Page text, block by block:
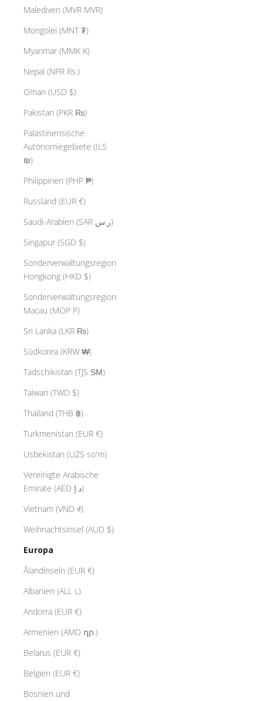
Malediven (MVR MVR)
Mongolei (MNT ₮)
Myanmar (MMK K)
Nepal (NPR Rs.)
Oman (USD $)
Pakistan (PKR ₨)
Palästinensische
Autonomiegebiete (ILS
₪)
Philippinen (PHP ₱)
Russland (EUR €)
Saudi-Arabien (SAR ر.س)
Singapur (SGD $)
Sonderverwaltungsregion
Hongkong (HKD $)
Sonderverwaltungsregion
Macau (MOP P)
Sri Lanka (LKR ₨)
Südkorea (KRW ₩)
Tadschikistan (TJS ЅМ)
Taiwan (TWD $)
Thailand (THB ฿)
Turkmenistan (EUR €)
Usbekistan (UZS so'm)
Vereinigte Arabische
Emirate (AED د.إ)
Vietnam (VND ₫)
Weihnachtsinsel (AUD $)
Europa
Ålandinseln (EUR €)
Albanien (ALL L)
Andorra (EUR €)
Armenien (AMD դր.)
Belarus (EUR €)
Belgien (EUR €)
Bosnien und